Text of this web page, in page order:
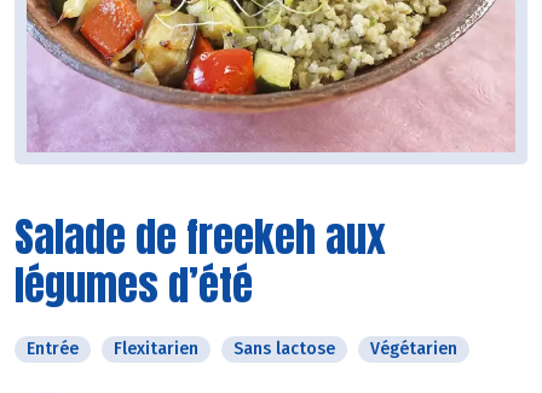
Salade de freekeh aux
légumes d’été
Entrée Flexitarien Sans lactose Végétarien